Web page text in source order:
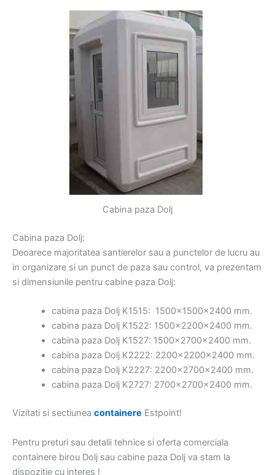
Cabina paza Dolj
Cabina paza Dolj:
Deoarece majoritatea santierelor sau a punctelor de lucru au
in organizare si un punct de paza sau control, va prezentam
si dimensiunile pentru cabine paza Dolj:
cabina paza Dolj K1515: 1500x1500x2400 mm.
cabina paza Dolj K1522: 1500x2200x2400 mm.
cabina paza Dolj K1527: 1500x2700x2400 mm.
cabina paza Dolj K2222: 2200x2200x2400 mm.
cabina paza Dolj K2227: 2200x2700x2400 mm.
cabina paza Dolj K2727: 2700x2700x2400 mm.
Vizitati si sectiunea containere Estpoint!
Pentru preturi sau detalii tehnice si oferta comerciala
containere birou Dolj sau cabine paza Dolj va stam la
dispozitie cu interes !